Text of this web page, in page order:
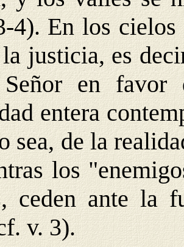
En los cielos
justicia, es
en favor
entera
sea, de la
los
ceden ante la
v. 3).